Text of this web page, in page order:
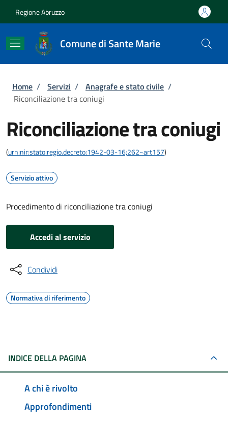
Regione Abruzzo
Comune di Sante Marie
Briciole di pane
Home / Servizi / Anagrafe e stato civile /
Riconciliazione tra coniugi
Riconciliazione tra coniugi
(urn:nir:stato:regio.decreto:1942-03-16;262~art157)
Servizio attivo
Procedimento di riconciliazione tra coniugi
Accedi al servizio
Condividi
Normativa di riferimento
INDICE DELLA PAGINA
A chi è rivolto
Approfondimenti